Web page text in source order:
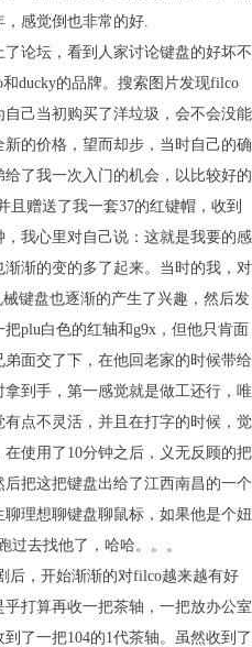
感觉倒也非常的好.
论坛，看到人家讨论键盘的好坏不
ducky的品牌。搜索图片发现filco
己当初购买了洋垃圾，会不会没能
的价格，望而却步，当时自己的确
了我一次入门的机会，以比较好的
且赠送了我一套37的红键帽，收到
我心里对自己说：这就是我要的感
渐的变的多了起来。当时的我，对
键盘也逐渐的产生了兴趣，然后发
plu白色的红轴和g9x，但他只肯面
面交了下，在他回老家的时候带给
到手，第一感觉就是做工还行，唯
点不灵活，并且在打字的时候，觉
使用了10分钟之后，义无反顾的把
把这把键盘出给了江西南昌的一个
理想聊键盘聊鼠标，如果他是个妞
过去找他了，哈哈。。。
后，开始渐渐的对filco越来越有好
打算再收一把茶轴，一把放办公室
了一把104的1代茶轴。虽然收到了